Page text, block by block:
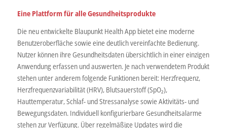
Eine Plattform für alle Gesundheitsprodukte
Die neu entwickelte Blaupunkt Health App bietet eine moderne
Benutzeroberfläche sowie eine deutlich vereinfachte Bedienung.
Nutzer können ihre Gesundheitsdaten übersichtlich in einer einzigen
Anwendung erfassen und auswerten. Je nach verwendetem Produkt
stehen unter anderem folgende Funktionen bereit: Herzfrequenz,
Herzfrequenzvariabilität (HRV), Blutsauerstoff (SpO₂),
Hauttemperatur, Schlaf- und Stressanalyse sowie Aktivitäts- und
Bewegungsdaten. Individuell konfigurierbare Gesundheitsalarme
stehen zur Verfügung. Über regelmäßige Updates wird die